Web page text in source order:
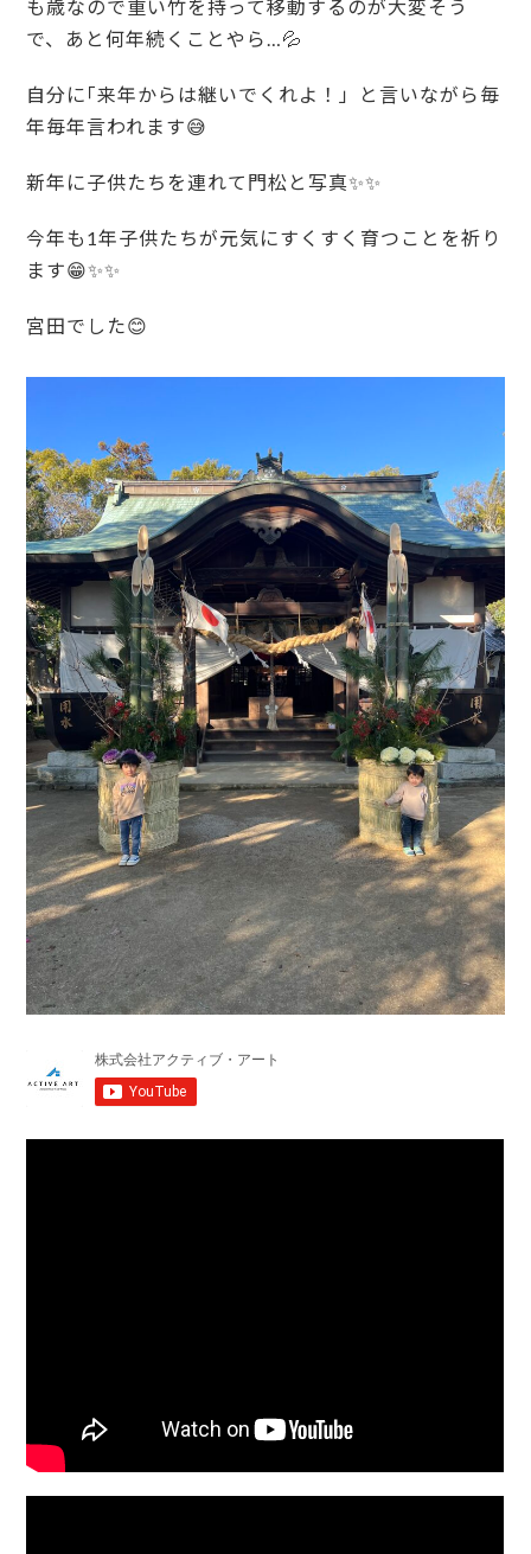
も歳なので重い竹を持って移動するのが大変そう
で、あと何年続くことやら…💦
自分に｢来年からは継いでくれよ！」と言いながら毎
年毎年言われます😅
新年に子供たちを連れて門松と写真✨✨
今年も1年子供たちが元気にすくすく育つことを祈り
ます😁✨✨
宮田でした😊